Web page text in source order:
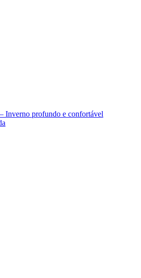
Inverno profundo e confortável